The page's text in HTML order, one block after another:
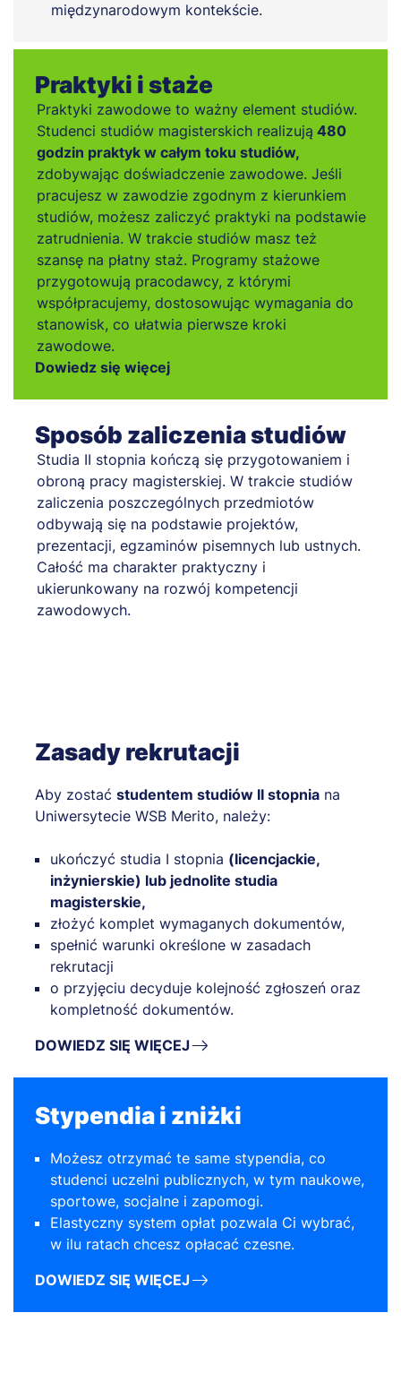
międzynarodowym kontekście.
Praktyki i staże
Praktyki zawodowe to ważny element studiów.
Studenci studiów magisterskich realizują 480
godzin praktyk w całym toku studiów,
zdobywając doświadczenie zawodowe. Jeśli
pracujesz w zawodzie zgodnym z kierunkiem
studiów, możesz zaliczyć praktyki na podstawie
zatrudnienia. W trakcie studiów masz też
szansę na płatny staż. Programy stażowe
przygotowują pracodawcy, z którymi
współpracujemy, dostosowując wymagania do
stanowisk, co ułatwia pierwsze kroki
zawodowe.
Dowiedz się więcej
Sposób zaliczenia studiów
Studia II stopnia kończą się przygotowaniem i
obroną pracy magisterskiej. W trakcie studiów
zaliczenia poszczególnych przedmiotów
odbywają się na podstawie projektów,
prezentacji, egzaminów pisemnych lub ustnych.
Całość ma charakter praktyczny i
ukierunkowany na rozwój kompetencji
zawodowych.
Zasady rekrutacji
Aby zostać studentem studiów II stopnia na
Uniwersytecie WSB Merito, należy:
ukończyć studia I stopnia (licencjackie,
inżynierskie) lub jednolite studia
magisterskie,
złożyć komplet wymaganych dokumentów,
spełnić warunki określone w zasadach
rekrutacji
o przyjęciu decyduje kolejność zgłoszeń oraz
kompletność dokumentów.
DOWIEDZ SIĘ WIĘCEJ
Stypendia i zniżki
Możesz otrzymać te same stypendia, co
studenci uczelni publicznych, w tym naukowe,
sportowe, socjalne i zapomogi.
Elastyczny system opłat pozwala Ci wybrać,
w ilu ratach chcesz opłacać czesne.
DOWIEDZ SIĘ WIĘCEJ